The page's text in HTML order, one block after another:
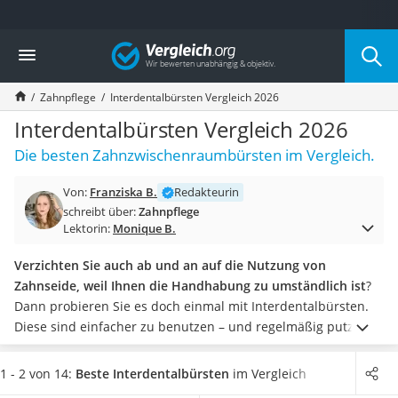
Die beliebtesten Vergleiche nach Kategorie
Drogerie
Inhalator
Haarschneider
Rollator
Braun Rasierer
Katzenklappe (Chip)
Masturbator
Massagepistole
Reisehaartrockner
Eiweißpulver
Magnesiumpräparat
Katzenklappe
Nackenmassagegerät
Zeckenschutz Katze
Vergleich
Zahnpflege Interdentalbürsten Vergleich 2026
Interdentalbürsten Vergleich 2026
Die besten Zahnzwischenraumbürsten im Vergleich.
Von: Franziska B.
Redakteurin
schreibt über:Zahnpflege
Lektorin: Monique B.
Verzichten Sie auch ab und an auf die Nutzung von
Zahnseide, weil Ihnen die Handhabung zu umständlich ist?
Dann probieren Sie es doch einmal mit Interdentalbürsten.
Diese sind einfacher zu benutzen – und regelmäßig putzen
sollten Sie Ihre Zahnzwischenräume in jedem Fall.
Interdentalbürsten haben einen Durchmesser von 0,5 bis 1,0
1 - 2 von 14: Beste Interdentalbürsten im Vergleich